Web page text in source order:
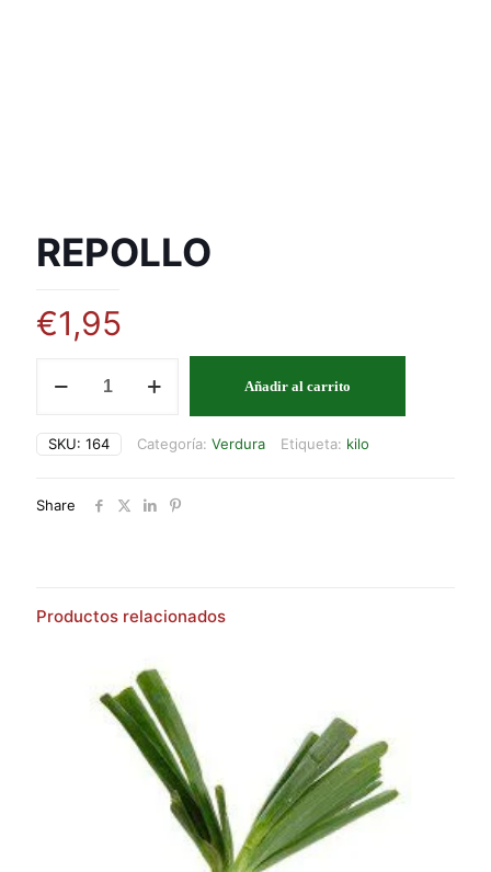
REPOLLO
€1,95
cantidad
Añadir al carrito
SKU: 164 Categoría: Verdura Etiqueta: kilo
Share
Productos relacionados